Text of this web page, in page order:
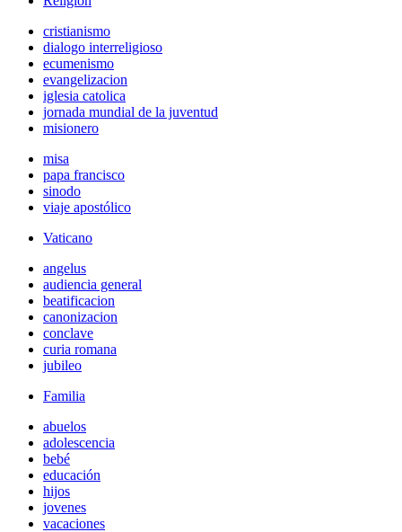
cristianismo
dialogo interreligioso
ecumenismo
evangelizacion
iglesia catolica
jornada mundial de la juventud
misionero
misa
papa francisco
sinodo
viaje apostólico
Vaticano
angelus
audiencia general
beatificacion
canonizacion
conclave
curia romana
jubileo
Familia
abuelos
adolescencia
bebé
educación
hijos
jovenes
vacaciones